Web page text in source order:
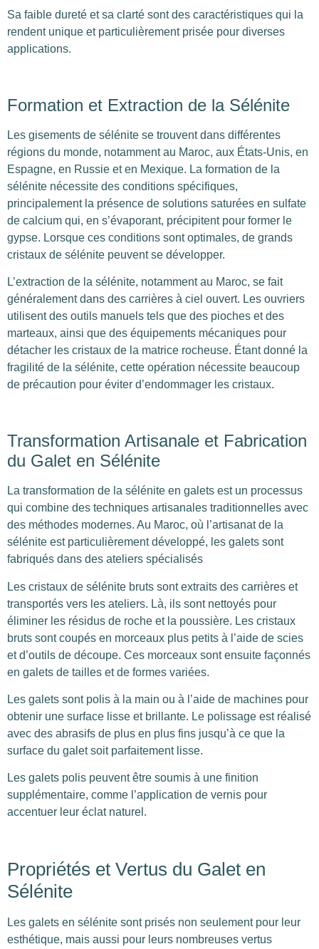
Sa faible dureté et sa clarté sont des caractéristiques qui la
rendent unique et particulièrement prisée pour diverses
applications.
Formation et Extraction de la Sélénite
Les gisements de sélénite se trouvent dans différentes
régions du monde, notamment au Maroc, aux États-Unis, en
Espagne, en Russie et en Mexique. La formation de la
sélénite nécessite des conditions spécifiques,
principalement la présence de solutions saturées en sulfate
de calcium qui, en s’évaporant, précipitent pour former le
gypse. Lorsque ces conditions sont optimales, de grands
cristaux de sélénite peuvent se développer.
L’extraction de la sélénite, notamment au Maroc, se fait
généralement dans des carrières à ciel ouvert. Les ouvriers
utilisent des outils manuels tels que des pioches et des
marteaux, ainsi que des équipements mécaniques pour
détacher les cristaux de la matrice rocheuse. Étant donné la
fragilité de la sélénite, cette opération nécessite beaucoup
de précaution pour éviter d’endommager les cristaux.
Transformation Artisanale et Fabrication
du Galet en Sélénite
La transformation de la sélénite en galets est un processus
qui combine des techniques artisanales traditionnelles avec
des méthodes modernes. Au Maroc, où l’artisanat de la
sélénite est particulièrement développé, les galets sont
fabriqués dans des ateliers spécialisés
Les cristaux de sélénite bruts sont extraits des carrières et
transportés vers les ateliers. Là, ils sont nettoyés pour
éliminer les résidus de roche et la poussière. Les cristaux
bruts sont coupés en morceaux plus petits à l’aide de scies
et d’outils de découpe. Ces morceaux sont ensuite façonnés
en galets de tailles et de formes variées.
Les galets sont polis à la main ou à l’aide de machines pour
obtenir une surface lisse et brillante. Le polissage est réalisé
avec des abrasifs de plus en plus fins jusqu’à ce que la
surface du galet soit parfaitement lisse.
Les galets polis peuvent être soumis à une finition
supplémentaire, comme l’application de vernis pour
accentuer leur éclat naturel.
Propriétés et Vertus du Galet en
Sélénite
Les galets en sélénite sont prisés non seulement pour leur
esthétique, mais aussi pour leurs nombreuses vertus